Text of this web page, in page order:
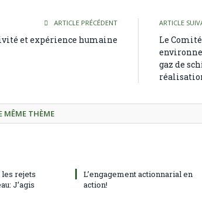
ARTICLE PRÉCÉDENT
et expérience humaine
ARTICLE
Le
gaz de
MÊME THÈME
les rejets
J’agis
L’engagement actionnarial en
action!